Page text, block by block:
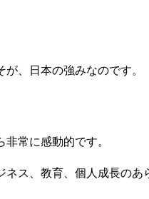
、日本の強みなのです。
常に感動的です。
ス、教育、個人成長のあ